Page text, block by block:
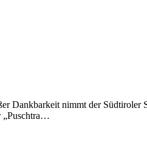
Dankbarkeit nimmt der Südtiroler
„Puschtra…